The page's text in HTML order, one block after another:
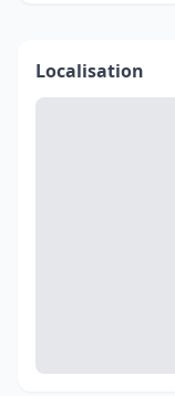
Localisation